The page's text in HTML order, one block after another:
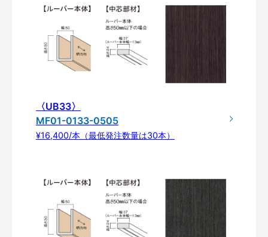
〈UB33〉
MF01-0133-0505
¥16,400/本（最低発注数量は30本）